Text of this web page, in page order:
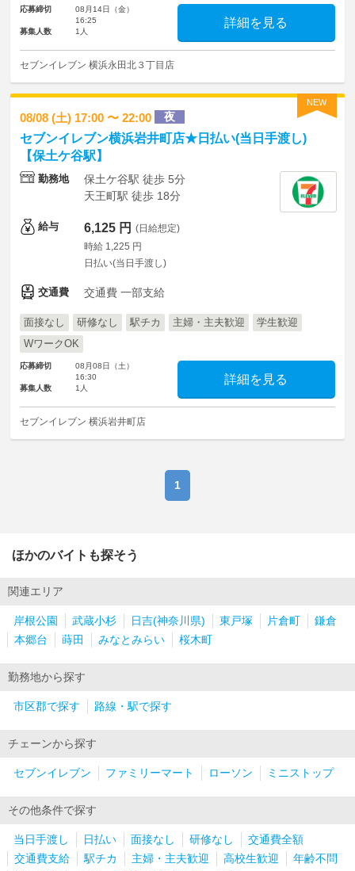
応募締切
08月14日（金）
16:25
募集人数
1人
詳細を見る
セブンイレブン 横浜永田北３丁目店
NEW
08/08 (土) 17:00 〜 22:00 夜
セブンイレブン横浜岩井町店★日払い(当日手渡し)
【保土ケ谷駅】
勤務地
保土ケ谷駅 徒歩 5分
天王町駅 徒歩 18分
給与 6,125 円 (日給想定)
時給 1,225 円
日払い(当日手渡し)
交通費 交通費 一部支給
面接なし 研修なし 駅チカ 主婦・主夫歓迎
学生歓迎
WワークOK
応募締切
08月08日（土）
16:30
募集人数
1人
詳細を見る
セブンイレブン 横浜岩井町店
1
ほかのバイトも探そう
関連エリア
岸根公園 武蔵小杉 日吉(神奈川県) 東戸塚 片倉町
鎌倉
本郷台
蒔田 みなとみらい 桜木町
勤務地から探す
市区郡で探す 路線・駅で探す
チェーンから探す
セブンイレブン ファミリーマート ローソン ミニストップ
その他条件で探す
当日手渡し 日払い 面接なし 研修なし
交通費全額
交通費支給
駅チカ 主婦・主夫歓迎 高校生歓迎
年齢不問